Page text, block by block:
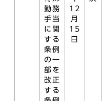
勤務
手当
に関
する
条例
の一
部を
改正
する
12
月
15
日